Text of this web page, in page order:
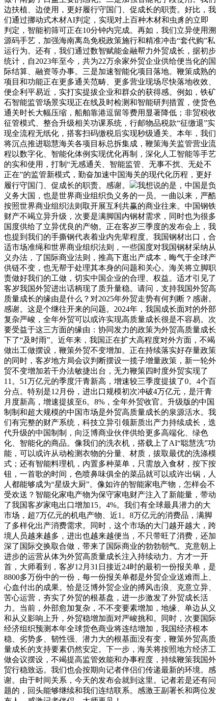
边扶植、边使用，更好履行守国门、促成长的职责。好比，我
们通过挪动式木材AI判定，实现对上百种木材和虫豸的立即
判定，智能初筛可正在10分钟内完成。再如，我们立异使用溯
源码手艺，加强海南离岛免税政策施行和精准冲击“套代购”私
运行为。还有，我们通过数智赋能金融帮力外贸成长，据初步
统计，自2023年至今，共为22万余家外贸企业供给便当化的国
际结算、融资等办事。三是加速智能化项目落地。鞭策成熟的
项目和功能正在更多通关范畴、更多营业现场尽快落地收效、
便企利平易近，实打实提拔企业和群众的获得感。例如，铁矿
石智能监管场景实现正在线及时检测和智能研判措置，使货色
通关时长大幅压缩，船舶靠港逗留等费用显著降低；非贸税收
征管模式、整合升级相关功课系统，行邮物品税款“征缴退”实
现全流程无纸化，搭客扫码缴税后实现秒级通关。本年，我们
将沉点推进聪慧海关各项目标总拆集成，鞭策海关监管营业流
程以数字化、智能化体例实现优化再制，深化人工智能等手艺
的实和使用，打制“无感通关、智能监管、无事不扰、无处不
正在”的监管新模式，勤奋加速中国海关的现代化历程，更好
履行守国门、促成长的职责。感谢。
我想说的是，中国是负
义务大国，也是世界商业组织负义务的一员。一曲以来，严酷
按照世界商业组织法则取开展互利共赢的商业往来。中国钢铁
财产不竭立异升级，次要是满脚国内钢材需求，同时也为很多
国度供给了立异优良的产物。正在客岁三季度的发布会上，我
也提到我们的手撕钢代表着业内先辈程度。我国钢材出口，合
适市场准绳和世界商业组织法则，一些国度对我国钢材采纳从
义办法，了国际商业法则，推高下逛出产成本，晦气于全球产
供链不变，也无帮于处理其本身的问题和关心。海关将立脚职
责做好我们的工做，切实中国企业的合理、权益。适才引见了
客岁我国外贸进出话柄现了质升量稳。请问，支持我国外贸高
质量成长的缘由是什么？对2025年外贸走势有何判断？感谢。
感谢。这是个继往开来的问题。2024年，我国成长面对的外部
复杂严峻，全年外贸可以或许实现高质量成长很是不容易。次
要受益于这三方面的缘由：协同发力的政策为外贸高质量成长
下了“及时雨”。近年来，我国正在扩大高程度对外方面，不竭
做出工做摆设，鞭策外贸不变增加。正在持续落实好存量政策
的同时，客岁地方局会议判断摆设一揽子增量政策，新一轮外
贸不变增加若干办法敏捷出台，无力鞭策四时度外贸实现了
11。51万亿元的季度汗青新高，增速较三季度提拔了0。4个百
分点。特别是12月份，进出口规模初次冲破4万亿元，是汗青
月度新高，增速提拔至6。8%，全年外贸收官。升级版的中国
制制和超大规模的中国市场是外贸高质量成长的泉源活水。我
们有完整的财产系统，科技立异引领新质出产力持续成长，迭
代升级的中国制制，向泛博商业伙伴供给更多高端化、绿色
化、智能化的商品。像我们的洗衣机，搭载上了AI“聪慧洗”功
能，可以或许从动检测衣物的分量、材质，拔取最优的洗涤模
式；还有智能料理机，内置多种菜单，只需放入食材，按下按
钮，一首歌的时间，色喷鼻味俱全的菜品就可以或许出锅，人
人都能够成为“星级大厨”。像如许的智能家电产物，怎样会不
受欢送？智能化家电产物为保守家电财产注入了新能量，带动
了我国客岁家电出口增加15。4%。我们有全球最具潜力的大
市场，超7万亿元的机电产物、近1。8万亿元的消费品，满脚
了多样化出产消费需求。同时，这个市场的大门越开越大，跨
境人员越来越多，进出也越来越便当，不只带旺了消费，还加
深了国际交换取合做，带来了国际商业的勃勃朝气。克意朝上
进步的运营从体为外贸高质量成长注入持续动力。方才一开
首，大师看到，客岁12月31日接近24时的最初一份报关单，是
8800多万份中的一份，每一份报关单都是外贸企业送难而上、
心血付出的成果。恰是泛博外贸企业的搏风击浪、克意立异、
苦心运营，夯实了外贸的根基盘，进一步激发了外贸成长活
力。当前，外部愈加复杂，不不变要素增加，地缘、单边从义
和从义影响上升，外贸稳增加面对严峻挑和。同时，次要国际
经济组织预测本年全球货色商业将连结增加，我国经济根本
稳、劣势多、韧性强、潜力大的根基面没有变，鞭策外贸高质
量成长的支持要素仍然安定。下一步，海关将按照地方经济工
做会议摆设，不竭提高监管效能和办事程度，持续鞭策我国外
贸行稳致远。我们也会按期向记者伴侣们传递最新的环境。感
谢。由于时间关系，今天的发布会就到这里。记者若是还有问
题的，回头能够继续和我们连结联系。感激王副署长和两位发